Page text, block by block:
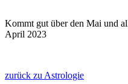
Kommt gut über den Mai und
April 2023
zurück zu Astrologie